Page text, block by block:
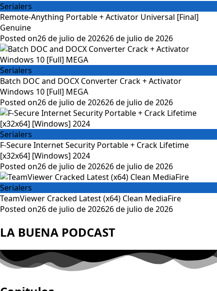
Serialers
Remote-Anything Portable + Activator Universal [Final]
Genuine
Posted on26 de julio de 202626 de julio de 2026
Serialers
Batch DOC and DOCX Converter Crack + Activator
Windows 10 [Full] MEGA
Posted on26 de julio de 202626 de julio de 2026
Serialers
F-Secure Internet Security Portable + Crack Lifetime
[x32x64] [Windows] 2024
Posted on26 de julio de 202626 de julio de 2026
Serialers
TeamViewer Cracked Latest (x64) Clean MediaFire
Posted on26 de julio de 202626 de julio de 2026
LA BUENA PODCAST